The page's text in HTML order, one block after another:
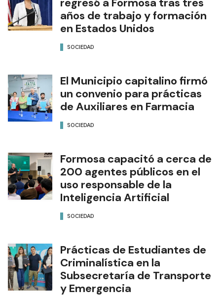
años de trabajo y formación
en Estados Unidos
SOCIEDAD
El Municipio capitalino firmó
un convenio para prácticas
de Auxiliares en Farmacia
SOCIEDAD
Formosa capacitó a cerca de
200 agentes públicos en el
uso responsable de la
Inteligencia Artificial
SOCIEDAD
Prácticas de Estudiantes de
Criminalística en la
Subsecretaría de Transporte
y Emergencia